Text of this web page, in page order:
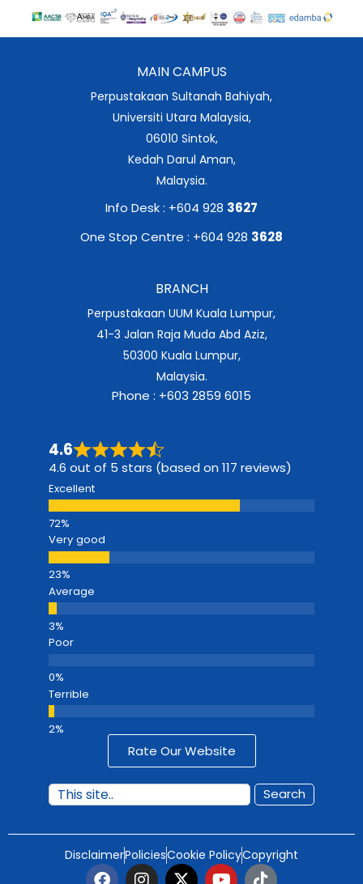
MAIN CAMPUS
Perpustakaan Sultanah Bahiyah,
Universiti Utara Malaysia,
06010 Sintok,
Kedah Darul Aman,
Malaysia.
Info Desk : +604 928 3627
One Stop Centre : +604 928 3628
BRANCH
Perpustakaan UUM Kuala Lumpur,
41-3 Jalan Raja Muda Abd Aziz,
50300 Kuala Lumpur,
Malaysia.
Phone : +603 2859 6015
4.6
4.6 out of 5 stars (based on 117 reviews)
Excellent
Very good
Average
Poor
Terrible
Rate Our Website
Search
DisclaimerPoliciesCookie PolicyCopyright